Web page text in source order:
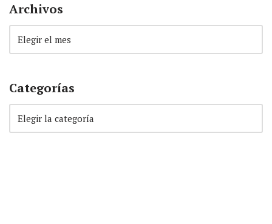
Archivos
Categorías